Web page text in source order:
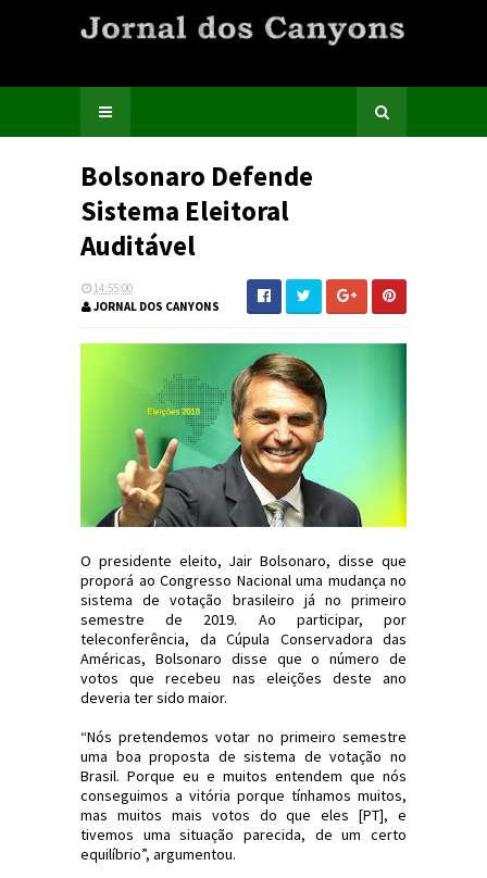
Bolsonaro Defende
Sistema Eleitoral
Auditável
14:55:00
JORNAL DOS CANYONS
O presidente eleito, Jair Bolsonaro, disse que
proporá ao Congresso Nacional uma mudança no
sistema de votação brasileiro já no primeiro
semestre de 2019. Ao participar, por
teleconferência, da Cúpula Conservadora das
Américas, Bolsonaro disse que o número de
votos que recebeu nas eleições deste ano
deveria ter sido maior.
“Nós pretendemos votar no primeiro semestre
uma boa proposta de sistema de votação no
Brasil. Porque eu e muitos entendem que nós
conseguimos a vitória porque tínhamos muitos,
mas muitos mais votos do que eles [PT], e
tivemos uma situação parecida, de um certo
equilíbrio”, argumentou.